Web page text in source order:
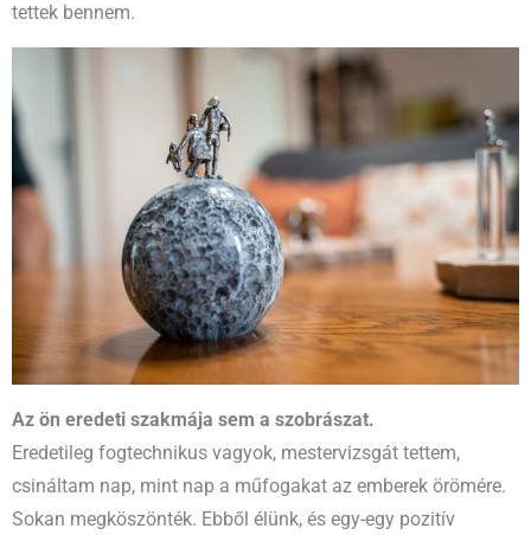
tettek bennem.
Az ön eredeti szakmája sem a szobrászat.
Eredetileg fogtechnikus vagyok, mestervizsgát tettem,
csináltam nap, mint nap a műfogakat az emberek örömére.
Sokan megköszönték. Ebből élünk, és egy-egy pozitív